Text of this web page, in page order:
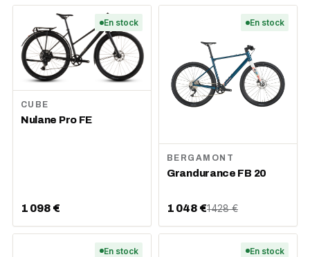
En stock
CUBE
Nulane Pro FE
1 098 €
En stock
BERGAMONT
Grandurance FB 20
1 048 €1 428 €
En stock En stock